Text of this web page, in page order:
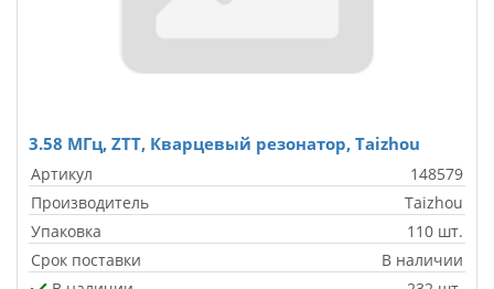
3.58 MГц, ZTT, Кварцевый резонатор, Taizhou
Артикул
148579
Производитель
Taizhou
Упаковка
110 шт.
Срок поставки
В наличии